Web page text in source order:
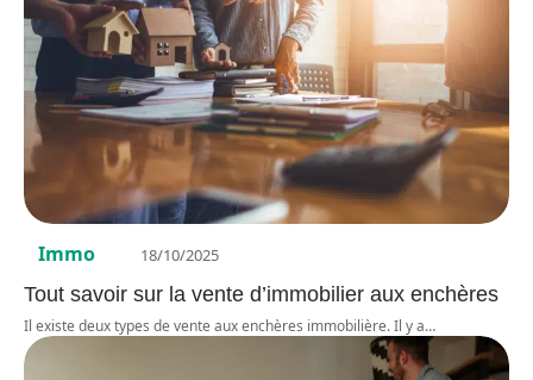
Immo 18/10/2025
Tout savoir sur la vente d’immobilier aux enchères
Il existe deux types de vente aux enchères immobilière. Il y a…